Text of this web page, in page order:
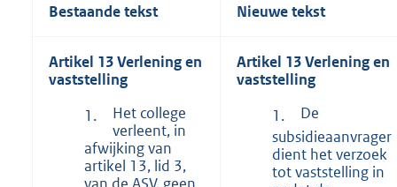
Bestaande tekst Nieuwe tekst
Artikel 13 Verlening en
vaststelling
1.
Het college
verleent, in
afwijking van
artikel 13, lid 3,
Artikel 13 Verlening en
vaststelling
1.
De
subsidieaanvrager
dient het verzoek
tot vaststelling in